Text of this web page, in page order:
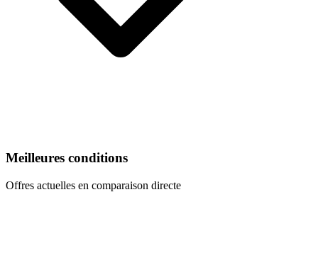
Meilleures conditions
Offres actuelles en comparaison directe